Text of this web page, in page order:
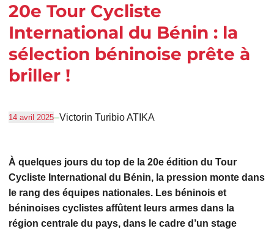
20e Tour Cycliste
International du Bénin : la
sélection béninoise prête à
briller !
14 avril 2025–Victorin Turibio ATIKA
À quelques jours du top de la 20e édition du Tour
Cycliste International du Bénin, la pression monte dans
le rang des équipes nationales. Les béninois et
béninoises cyclistes affûtent leurs armes dans la
région centrale du pays, dans le cadre d’un stage